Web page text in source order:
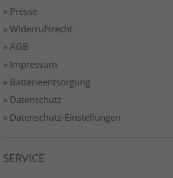
» Presse
» Widerrufsrecht
» AGB
» Impressum
» Batterieentsorgung
» Datenschutz
» Datenschutz-Einstellungen
SERVICE